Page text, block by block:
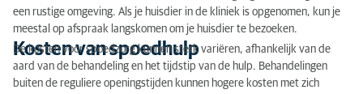
een rustige omgeving. Als je huisdier in de kliniek is opgenomen, kun je
meestal op afspraak langskomen om je huisdier te bezoeken.
Kosten van spoedhulp
De kosten voor spoedzorg kunnen sterk variëren, afhankelijk van de
aard van de behandeling en het tijdstip van de hulp. Behandelingen
buiten de reguliere openingstijden kunnen hogere kosten met zich